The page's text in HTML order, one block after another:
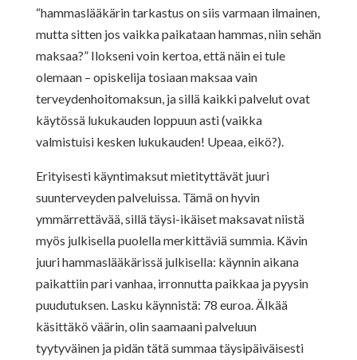
“hammaslääkärin tarkastus on siis varmaan ilmainen,
mutta sitten jos vaikka paikataan hammas, niin sehän
maksaa?” Ilokseni voin kertoa, että näin ei tule
olemaan – opiskelija tosiaan maksaa vain
terveydenhoitomaksun, ja sillä kaikki palvelut ovat
käytössä lukukauden loppuun asti (vaikka
valmistuisi kesken lukukauden! Upeaa, eikö?).
Erityisesti käyntimaksut mietityttävät juuri
suunterveyden palveluissa. Tämä on hyvin
ymmärrettävää, sillä täysi-ikäiset maksavat niistä
myös julkisella puolella merkittäviä summia. Kävin
juuri hammaslääkärissä julkisella: käynnin aikana
paikattiin pari vanhaa, irronnutta paikkaa ja pyysin
puudutuksen. Lasku käynnistä: 78 euroa. Älkää
käsittäkö väärin, olin saamaani palveluun
tyytyväinen ja pidän tätä summaa täysipäiväisesti